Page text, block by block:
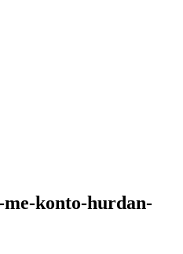
konto-hurdan-